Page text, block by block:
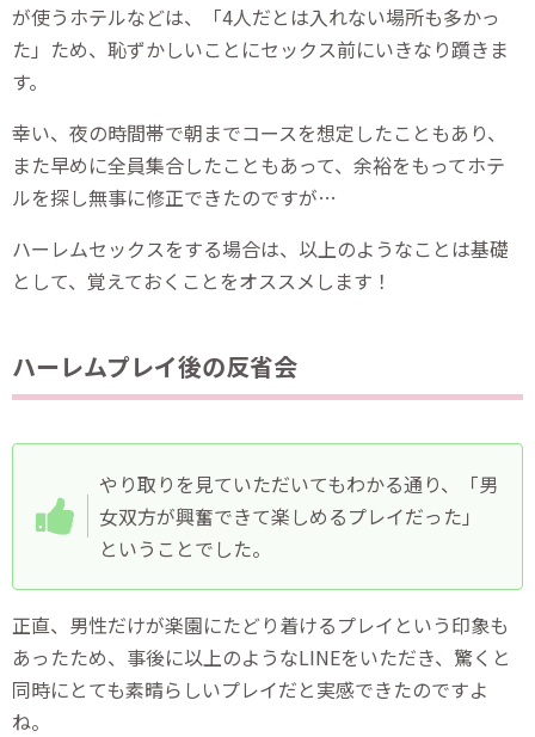
が使うホテルなどは、「4人だとは入れない場所も多かっ
た」ため、恥ずかしいことにセックス前にいきなり躓きま
す。
幸い、夜の時間帯で朝までコースを想定したこともあり、
また早めに全員集合したこともあって、余裕をもってホテ
ルを探し無事に修正できたのですが…
ハーレムセックスをする場合は、以上のようなことは基礎
として、覚えておくことをオススメします！
ハーレムプレイ後の反省会
やり取りを見ていただいてもわかる通り、「男
女双方が興奮できて楽しめるプレイだった」
ということでした。
正直、男性だけが楽園にたどり着けるプレイという印象も
あったため、事後に以上のようなLINEをいただき、驚くと
同時にとても素晴らしいプレイだと実感できたのですよ
ね。